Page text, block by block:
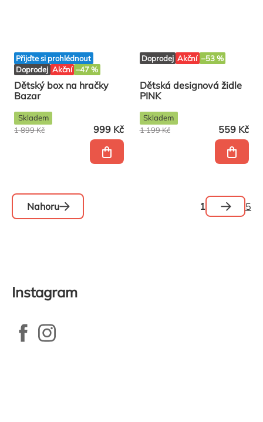
Přijďte si prohlédnout
Doprodej Akční –47 %
Dětský box na hračky
Bazar
999 Kč
1 899 Kč
Skladem
Doprodej Akční –53 %
Dětská designová židle
PINK
559 Kč
1 199 Kč
Skladem
Ovládací
1 5
Nahoru
Instagram